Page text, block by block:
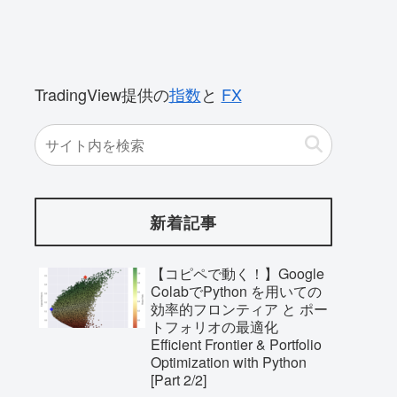
TradingView提供の指数と FX
新着記事
【コピペで動く！】Google
ColabでPython を用いての
効率的フロンティア と ポー
トフォリオの最適化
Efficient Frontier & Portfolio
Optimization with Python
[Part 2/2]